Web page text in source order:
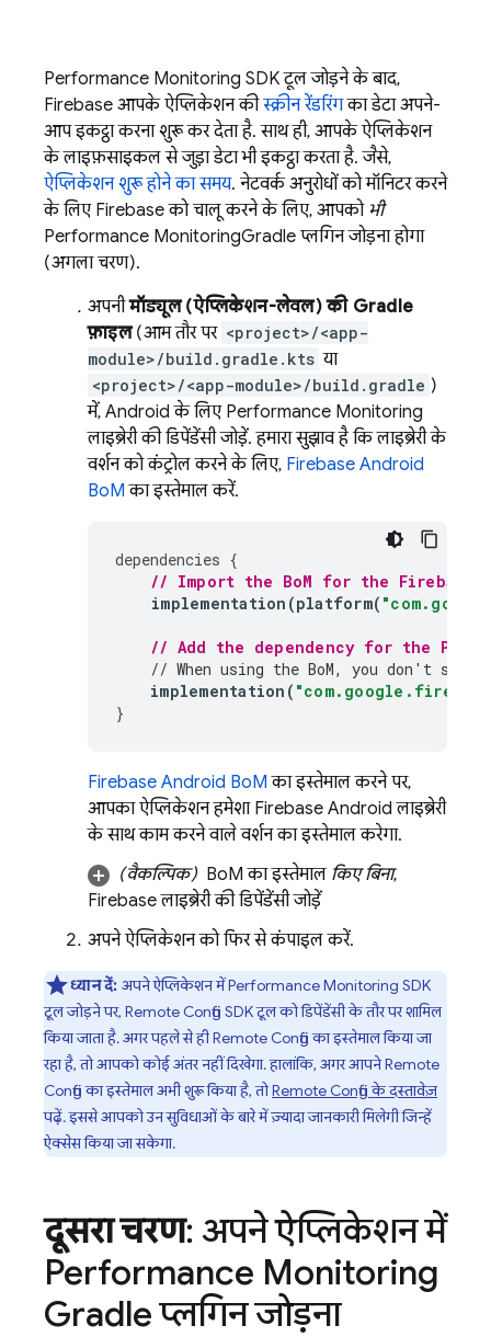
Performance Monitoring SDK टूल जोड़ने के बाद,
Firebase आपके ऐप्लिकेशन कीस्क्रीन रेंडरिंगका डेटा अपने-
आप इकट्ठा करना शुरू कर देता है. साथ ही, आपके ऐप्लिकेशन
के लाइफ़साइकल से जुड़ा डेटा भी इकट्ठा करता है. जैसे,
ऐप्लिकेशन शुरू होने का समय. नेटवर्क अनुरोधों को मॉनिटर करने
के लिए Firebase को चालू करने के लिए, आपको भी
Performance MonitoringGradle प्लगिन जोड़ना होगा
(अगला चरण).
अपनीमॉड्यूल (ऐप्लिकेशन-लेवल) की Gradle
फ़ाइल(आम तौर पर <project>/<app-
module>/build.gradle.kts या
<project>/<app-module>/build.gradle )
में, Android के लिए Performance Monitoring
लाइब्रेरी की डिपेंडेंसी जोड़ें. हमारा सुझाव है कि लाइब्रेरी के
वर्शन को कंट्रोल करने के लिए, Firebase Android
BoM का इस्तेमाल करें.
dependencies {
// Import the BoM for the Firebase
implementation (platform(
// Add the dependency for the
// When using the BoM, you don't
implementation (
}
Firebase Android BoM का इस्तेमाल करने पर,
आपका ऐप्लिकेशन हमेशा Firebase Android लाइब्रेरी
के साथ काम करने वाले वर्शन का इस्तेमाल करेगा.
(वैकल्पिक) BoM का इस्तेमाल किए बिना,
Firebase लाइब्रेरी की डिपेंडेंसी जोड़ें
अपने ऐप्लिकेशन को फिर से कंपाइल करें.
ध्यान दें: अपने ऐप्लिकेशन मेंPerformance Monitoring SDK
टूल जोड़ने पर, Remote Config SDK टूल को डिपेंडेंसी के तौर पर शामिल
किया जाता है. अगर पहले से हीRemote Configका इस्तेमाल किया जा
रहा है, तो आपको कोई अंतर नहीं दिखेगा. हालांकि, अगर आपनेRemote
Configका इस्तेमाल अभी शुरू किया है, तोRemote Configके दस्तावेज़
पढ़ें. इससे आपको उन सुविधाओं के बारे में ज़्यादा जानकारी मिलेगी जिन्हें
ऐक्सेस किया जा सकेगा.
दूसरा चरण: अपने ऐप्लिकेशन में
Performance Monitoring
Gradle प्लगिन जोड़ना